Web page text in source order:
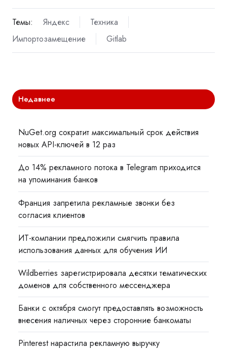
Темы: Яндекс
Техника
Импортозамещение
Gitlab
Недавнее
NuGet.org сократит максимальный срок действия
новых API-ключей в 12 раз
До 14% рекламного потока в Telegram приходится
на упоминания банков
Франция запретила рекламные звонки без
согласия клиентов
ИТ-компании предложили смягчить правила
использования данных для обучения ИИ
Wildberries зарегистрировала десятки тематических
доменов для собственного мессенджера
Банки с октября смогут предоставлять возможность
внесения наличных через сторонние банкоматы
Pinterest нарастила рекламную выручку